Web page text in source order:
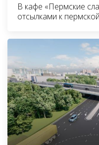
В кафе «Пермские
отсылками к